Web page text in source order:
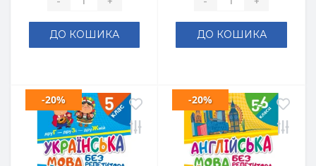
ДО КОШИКА ДО КОШИКА
-20% -20%